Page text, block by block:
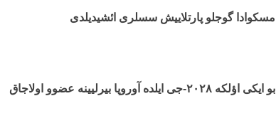
مسکوادا گوجلو پارتلاییش سسلری ائشیدیلدی
بو ایکی اؤلکه ۲۰۲۸-جی ایلده آوروپا بیرلیینه عضوو اولاجاق